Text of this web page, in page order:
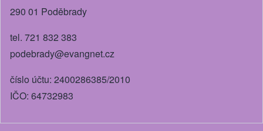
290 01 Poděbrady
tel. 721 832 383
podebrady@evangnet.cz
číslo účtu: 2400286385/2010
IČO: 64732983